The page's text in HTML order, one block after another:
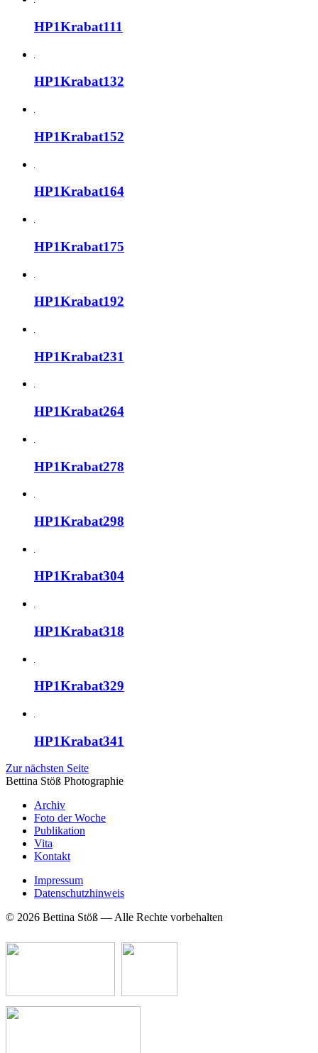
HP1Krabat111
HP1Krabat132
HP1Krabat152
HP1Krabat164
HP1Krabat175
HP1Krabat192
HP1Krabat231
HP1Krabat264
HP1Krabat278
HP1Krabat298
HP1Krabat304
HP1Krabat318
HP1Krabat329
HP1Krabat341
Zur nächsten Seite
Bettina Stöß Photographie
Archiv
Foto der Woche
Publikation
Vita
Kontakt
Impressum
Datenschutzhinweis
© 2026 Bettina Stöß — Alle Rechte vorbehalten